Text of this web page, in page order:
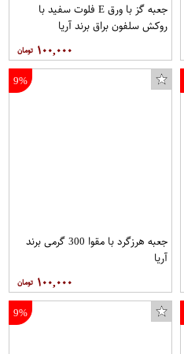
جعبه گز با ورق E فلوت سفید با
روکش سلفون براق برند آریا
۱۰۰,۰۰۰
9%
جعبه هرزگرد با مقوا 300 گرمی برند
آریا
۱۰۰,۰۰۰
9%